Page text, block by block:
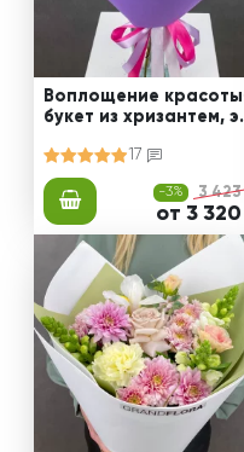
Воплощение
букет из хризантем,
17
-3% 3
от 3